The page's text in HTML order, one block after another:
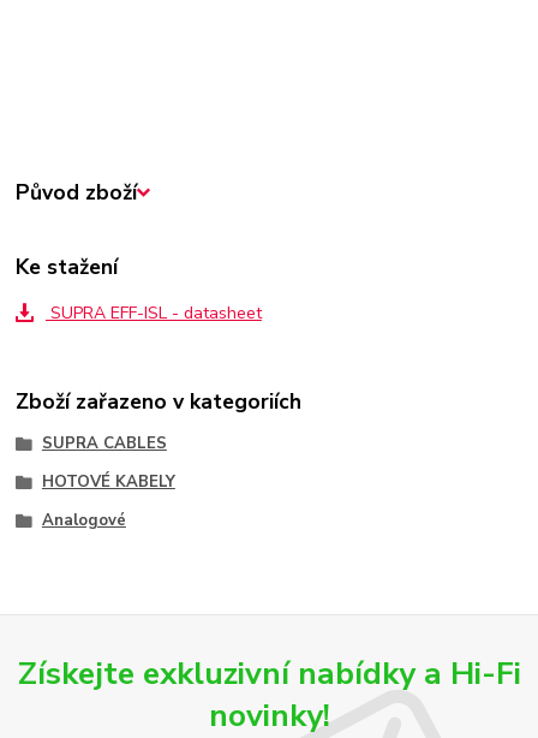
Původ zboží
Ke stažení
SUPRA EFF-ISL - datasheet
Zboží zařazeno v kategoriích
SUPRA CABLES
HOTOVÉ KABELY
Analogové
Získejte exkluzivní nabídky a Hi-Fi
novinky!